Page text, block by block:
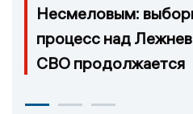
Несмеловым:
процесс над
СВО продолжается